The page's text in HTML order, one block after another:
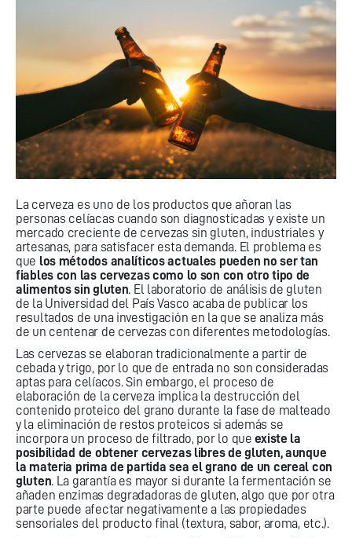
La cerveza es uno de los productos que añoran las
personas celíacas cuando son diagnosticadas y existe un
mercado creciente de cervezas sin gluten, industriales y
artesanas, para satisfacer esta demanda. El problema es
que los métodos analíticos actuales pueden no ser tan
fiables con las cervezas como lo son con otro tipo de
alimentos sin gluten. El laboratorio de análisis de gluten
de la Universidad del País Vasco acaba de publicar los
resultados de una investigación en la que se analiza más
de un centenar de cervezas con diferentes metodologías.
Las cervezas se elaboran tradicionalmente a partir de
cebada y trigo, por lo que de entrada no son consideradas
aptas para celíacos. Sin embargo, el proceso de
elaboración de la cerveza implica la destrucción del
contenido proteico del grano durante la fase de malteado
y la eliminación de restos proteicos si además se
incorpora un proceso de filtrado, por lo queexiste la
posibilidad de obtener cervezas libres de gluten, aunque
la materia prima de partida sea el grano de un cereal con
gluten. La garantía es mayor si durante la fermentación se
añaden enzimas degradadoras de gluten, algo que por otra
parte puede afectar negativamente a las propiedades
sensoriales del producto final (textura, sabor, aroma, etc.).